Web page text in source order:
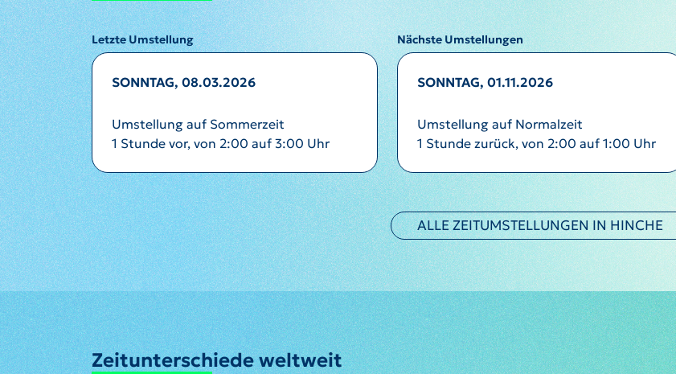
Letzte Umstellung Nächste Umstellungen
SONNTAG, 08.03.2026
Umstellung auf Sommerzeit
1 Stunde vor, von 2:00 auf 3:00 Uhr
SONNTAG, 01.11.2026
Umstellung auf Normalzeit
1 Stunde zurück, von 2:00 auf 1:00 Uhr
ALLE ZEITUMSTELLUNGEN IN HINCHE
Zeitunterschiede weltweit